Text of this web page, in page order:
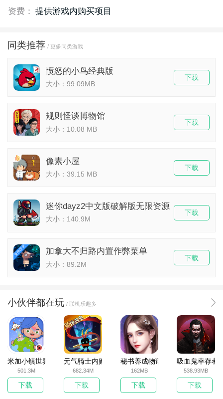
资费： 提供游戏内购买项目
同类推荐 / 更多同类游戏
愤怒的小鸟经典版
大小：99.09MB
下载
规则怪谈博物馆
大小：10.08 MB
下载
像素小屋
大小：39.15 MB
下载
迷你dayz2中文版破解版无限资源
大小：140.9M
下载
加拿大不归路内置作弊菜单
大小：89.2M
下载
小伙伴都在玩 / 联机乐趣多
米加小镇世界2025官方版
501.3M
下载
元气骑士内购破解版
682.34M
下载
秘书养成物语
162MB
下载
吸血鬼幸存者
538.93MB
下载